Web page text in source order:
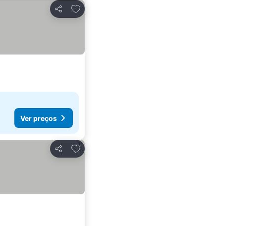
Partilhar
Adicionar aos favoritos
Ver preços
Partilhar
Adicionar aos favoritos